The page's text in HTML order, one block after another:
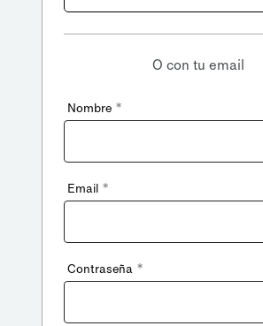
O con tu email
Nombre *
Email *
Contraseña *